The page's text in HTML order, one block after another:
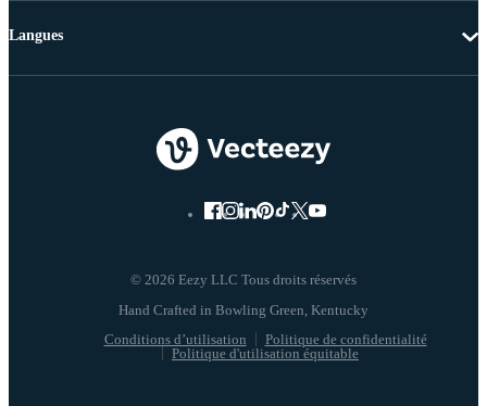
© 2026 Eezy LLC Tous droits réservés
Conditions d’utilisation
Politique de confidentialité
Politique d'utilisation équitable
Langues